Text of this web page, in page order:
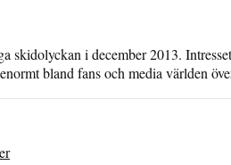
skidolyckan i december 2013.
bland fans och media världen